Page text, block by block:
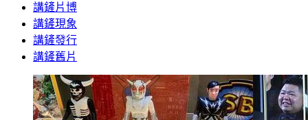
講鏟片博
講鏟現象
講鏟發行
講鏟舊片